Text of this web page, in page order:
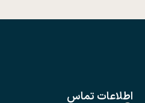
اطلاعات تماس